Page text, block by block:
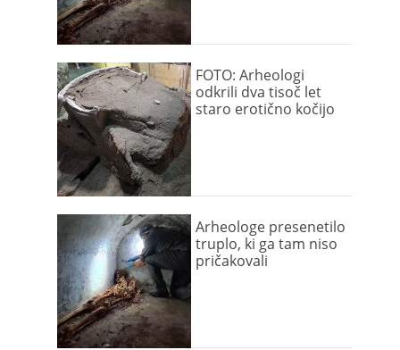
FOTO: Arheologi
odkrili dva tisoč let
staro erotično kočijo
Arheologe presenetilo
truplo, ki ga tam niso
pričakovali